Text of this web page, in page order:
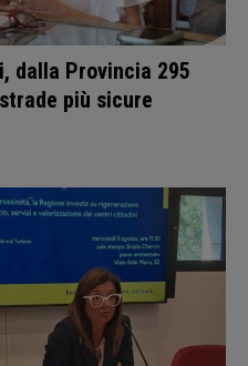
dalla Provincia 295
più sicure